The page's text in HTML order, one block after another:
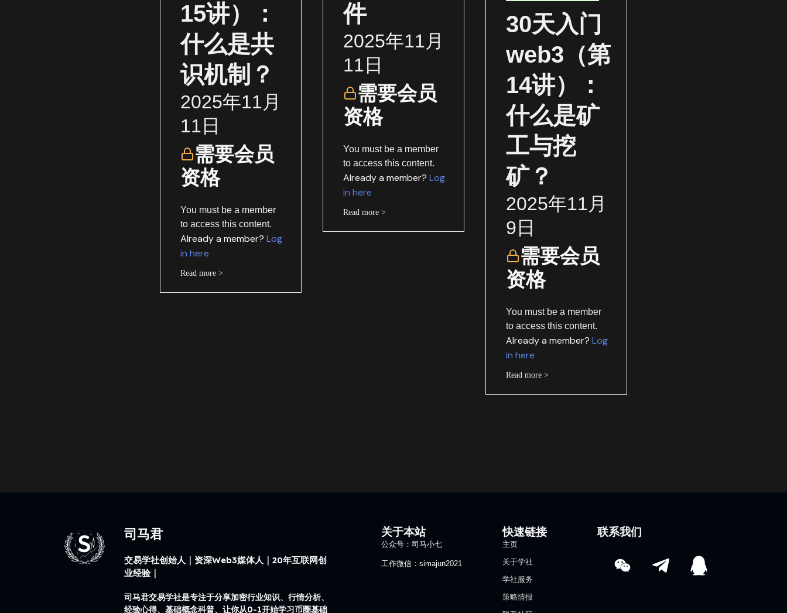
15讲）：
什么是共
识机制？
2025年11月
11日
需要会员
资格
You must be a member
to access this content.
Already a member? Log
in here
Read more >
件
2025年11月
11日
需要会员
资格
You must be a member
to access this content.
Already a member? Log
in here
Read more >
30天入门
web3（第
14讲）：
什么是矿
工与挖
矿？
2025年11月
9日
需要会员
资格
You must be a member
to access this content.
Already a member?Log
in here
Read more >
司马君
交易学社创始人｜资深Web3媒体人｜20年互联网创
业经验｜
司马君交易学社是专注于分享加密行业知识、行情分析、
经验心得、基础概念科普、让你从0-1开始学习币圈基础
关于本站
公众号：司马小七
工作微信：simajun2021
快速链接
主页
关于学社
学社服务
策略情报
联系我们